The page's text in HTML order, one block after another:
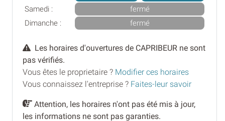
Samedi :
fermé
Dimanche :
fermé
Les horaires d'ouvertures de CAPRIBEUR ne sont
pas vérifiés.
Vous êtes le proprietaire ? Modifier ces horaires
Vous connaissez l'entreprise ? Faites-leur savoir
Attention, les horaires n'ont pas été mis à jour,
les informations ne sont pas garanties.